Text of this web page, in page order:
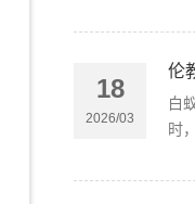
18
2026/03
伦
白
时